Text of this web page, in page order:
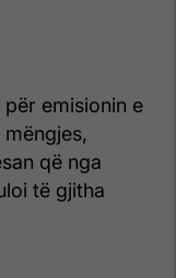
emisionin e
që nga
të gjitha